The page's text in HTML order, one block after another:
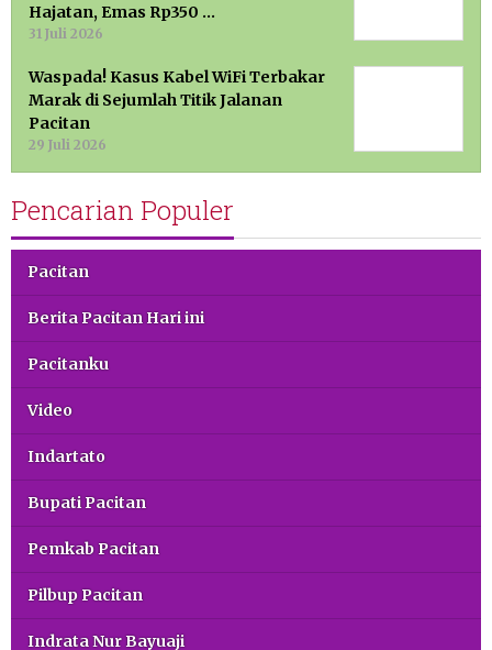
Hajatan, Emas Rp350 …
31 Juli 2026
Waspada! Kasus Kabel WiFi Terbakar
Marak di Sejumlah Titik Jalanan
Pacitan
29 Juli 2026
Pencarian Populer
Pacitan
Berita Pacitan Hari ini
Pacitanku
Video
Indartato
Bupati Pacitan
Pemkab Pacitan
Pilbup Pacitan
Indrata Nur Bayuaji